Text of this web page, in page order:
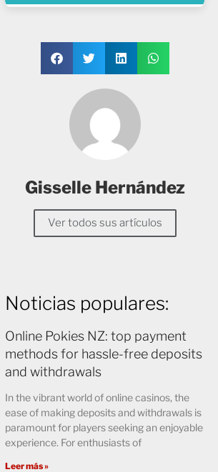
Gisselle Hernández
Ver todos sus artículos
Noticias populares:
Online Pokies NZ: top payment
methods for hassle-free deposits
and withdrawals
In the vibrant world of online casinos, the
ease of making deposits and withdrawals is
paramount for players seeking an enjoyable
experience. For enthusiasts of
Leer más »